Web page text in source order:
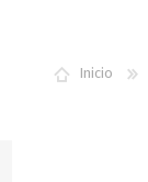
Inicio